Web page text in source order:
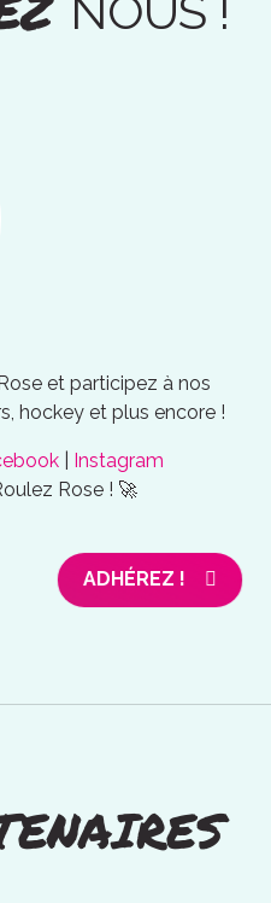
et participez à nos
hockey et plus encore !
Instagram
Rose ! 🚀
ADHÉREZ !